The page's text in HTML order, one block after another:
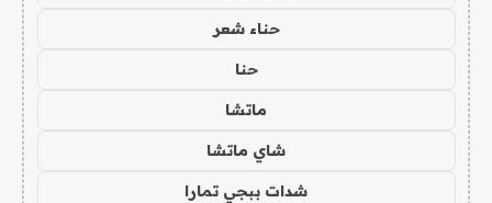
حناء شعر
حنا
ماتشا
شاي ماتشا
شدات ببجي تمارا